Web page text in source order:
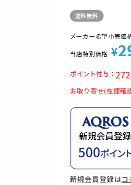
送料無料
メーカー希望小売価
当店特別価格 ¥
272
ポイント付与
お取り寄せ(在庫確
新規会員登録はコ